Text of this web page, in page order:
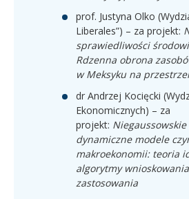
prof. Justyna Olko
Liberales”) – za projekt:
sprawiedliwości
Rdzenna obrona
w Meksyku na
dr Andrzej Kocięcki
Ekonomicznych) – za
projekt:
dynamiczne modele
makroekonomii: teoria
algorytmy
zastosowania